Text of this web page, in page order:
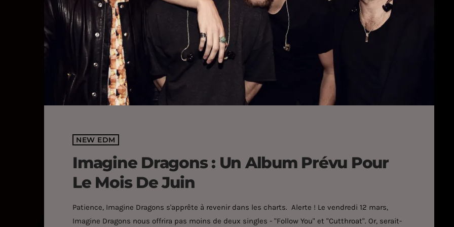
NEW EDM
Imagine Dragons : Un Album Prévu Pour
Le Mois De Juin
Patience, Imagine Dragons s'apprête à revenir dans les charts. Alerte ! Le vendredi 12 mars,
Imagine Dragons nous offrira pas moins de deux singles - "Follow You" et "Cutthroat". Or, serait-